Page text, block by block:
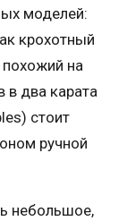
моделей:
крохотный
на
в два карата
стоит
ручной
небольшое,